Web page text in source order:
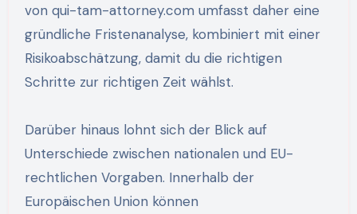
von qui-tam-attorney.com umfasst daher eine
gründliche Fristenanalyse, kombiniert mit einer
Risikoabschätzung, damit du die richtigen
Schritte zur richtigen Zeit wählst.
Darüber hinaus lohnt sich der Blick auf
Unterschiede zwischen nationalen und EU-
rechtlichen Vorgaben. Innerhalb der
Europäischen Union können